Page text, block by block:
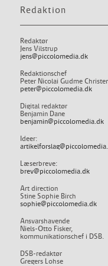
Redaktion
Redaktør
Jens Vilstrup
jens@piccolomedia.dk
Redaktionschef
Peter Nicolai Gudme
peter@piccolomedia.dk
Digital redaktør
Benjamin Dane
benjamin@piccolomedia.dk
Ideer:
Læserbreve:
brev@piccolomedia.dk
Art direction
Stine Sophie Birch
sophie@piccolomedia.dk
Ansvarshavende
Niels-Otto Fisker,
kommunikationschef i DSB.
DSB-redaktør
Gregers Lohse